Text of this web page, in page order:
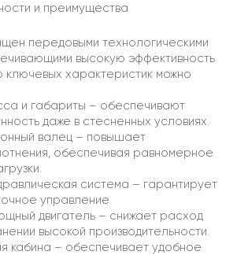
и преимущества
передовыми технологическими
высокую эффективность
характеристик можно
и габариты – обеспечивают
даже в стесненных условиях.
валец – повышает
обеспечивая равномерное
система – гарантирует
управление.
двигатель – снижает расход
высокой производительности.
кабина – обеспечивает удобное